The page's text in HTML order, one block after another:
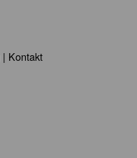
| Kontakt